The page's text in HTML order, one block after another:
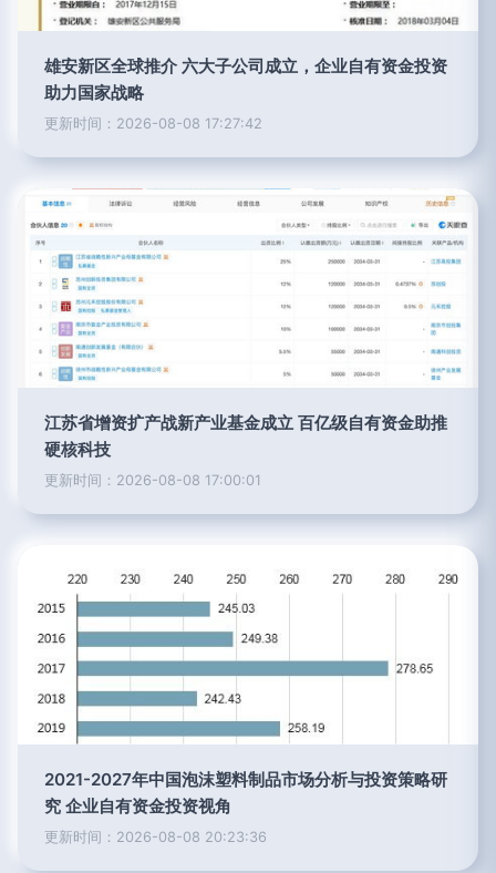
雄安新区全球推介 六大子公司成立，企业自有资金投资
助力国家战略
更新时间：2026-08-08 17:27:42
江苏省增资扩产战新产业基金成立 百亿级自有资金助推
硬核科技
更新时间：2026-08-08 17:00:01
2021-2027年中国泡沫塑料制品市场分析与投资策略研
究 企业自有资金投资视角
更新时间：2026-08-08 20:23:36